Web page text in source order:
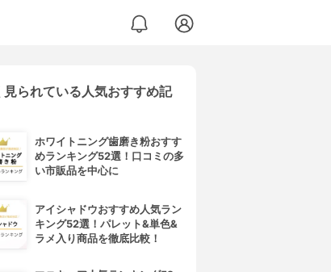
見られている人気おすすめ記
ホワイトニング歯磨き粉おすす
めランキング52選！口コミの多
い市販品を中心に
アイシャドウおすすめ人気ラン
キング52選！パレット&単色&
ラメ入り商品を徹底比較！